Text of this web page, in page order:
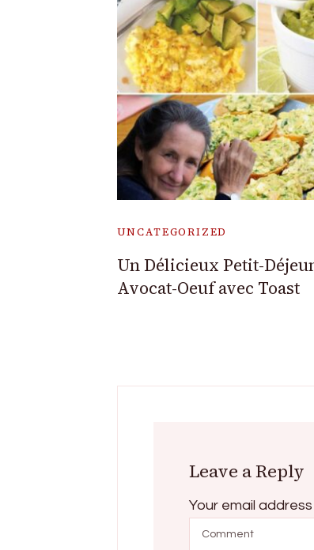
UNCATEGORIZED
Un Délicieux Petit-
Avocat-Oeuf avec Toast
Leave a Reply
Your email